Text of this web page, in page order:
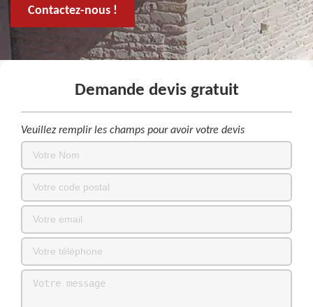
Contactez-nous !
Demande devis gratuit
Veuillez remplir les champs pour avoir votre devis